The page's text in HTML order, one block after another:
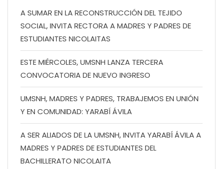
A SUMAR EN LA RECONSTRUCCIÓN DEL TEJIDO
SOCIAL, INVITA RECTORA A MADRES Y PADRES DE
ESTUDIANTES NICOLAITAS
ESTE MIÉRCOLES, UMSNH LANZA TERCERA
CONVOCATORIA DE NUEVO INGRESO
UMSNH, MADRES Y PADRES, TRABAJEMOS EN UNIÓN
Y EN COMUNIDAD: YARABÍ ÁVILA
A SER ALIADOS DE LA UMSNH, INVITA YARABÍ ÁVILA A
MADRES Y PADRES DE ESTUDIANTES DEL
BACHILLERATO NICOLAITA